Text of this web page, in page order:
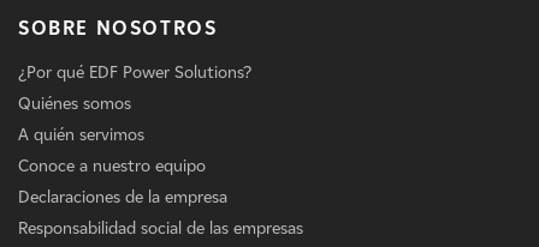
SOBRE NOSOTROS
¿Por qué EDF Power Solutions?
Quiénes somos
A quién servimos
Conoce a nuestro equipo
Declaraciones de la empresa
Responsabilidad social de las empresas